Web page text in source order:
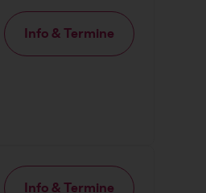
Info & Termine
Info & Termine